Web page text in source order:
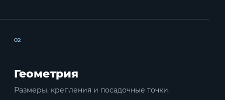
02
Геометрия
Размеры, крепления и посадочные точки.